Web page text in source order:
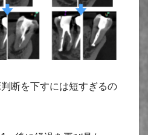
断を下すには短すぎるの